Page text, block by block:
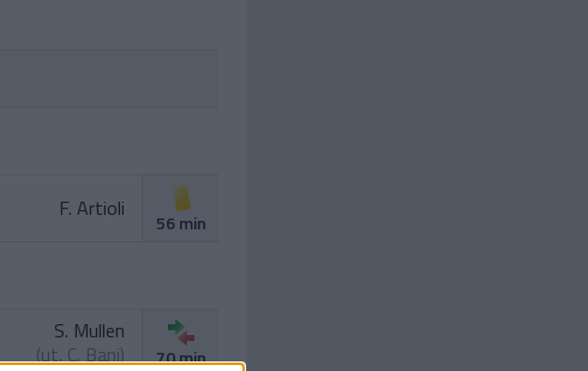
F. Artioli
56 min
S. Mullen
(ut.C. Bani) 70 min